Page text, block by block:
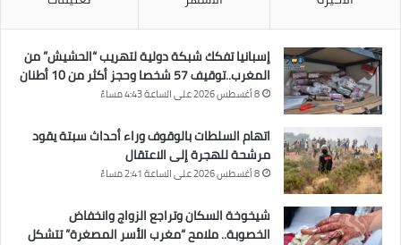
إسبانيا تفكك شبكة دولية لتهريب “الحشيش” من
المغرب..توقيف 57 شخصا وحجز أكثر من 10 أطنان
8 أغسطس 2026 على الساعة 4:43 مساءً
اتهام السلطات بالوقوف وراء أحداث سبتة يقود
مرشحة للهجرة إلى الاعتقال
8 أغسطس 2026 على الساعة 2:41 مساءً
شيخوخة السكان وتراجع الزواج وانخفاض
الخصوبة.. ملامح “مغرب الأسر المصغرة” تتشكل